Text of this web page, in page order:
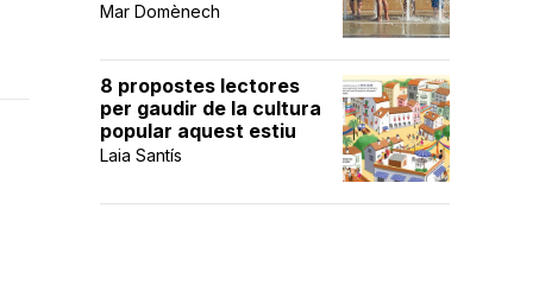
Mar Domènech
8 propostes lectores
per gaudir de la cultura
popular aquest estiu
Laia Santís